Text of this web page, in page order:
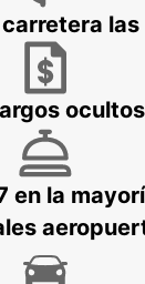
DOMESTIC
ocultos
en la